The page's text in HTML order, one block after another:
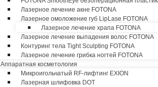
Лазерное лечение акне FOTONA
Лазерное омоложение губ LipLase FOTONA
Лазерное лечение храпа FOTONA
Лазерное лечение выпадения волос FOTONA
Контуринг тела Tight Sculpting FOTONA
Лазерное лечение грибка ногтей FOTONA
Аппаратная косметология
Микроигольчатый RF-лифтинг EXION
Лазерная шлифовка DOT